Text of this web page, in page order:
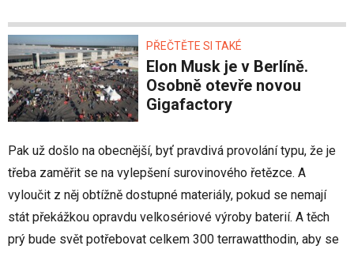
PŘEČTĚTE SI TAKÉ
Elon Musk je v Berlíně.
Osobně otevře novou
Gigafactory
Pak už došlo na obecnější, byť pravdivá provolání typu, že je
třeba zaměřit se na vylepšení surovinového řetězce. A
vyloučit z něj obtížně dostupné materiály, pokud se nemají
stát překážkou opravdu velkosériové výroby baterií. A těch
prý bude svět potřebovat celkem 300 terrawatthodin, aby se